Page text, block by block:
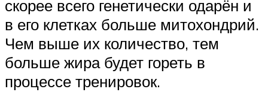
скорее всего генетически одарён и
в его клетках больше митохондрий.
Чем выше их количество, тем
больше жира будет гореть в
процессе тренировок.